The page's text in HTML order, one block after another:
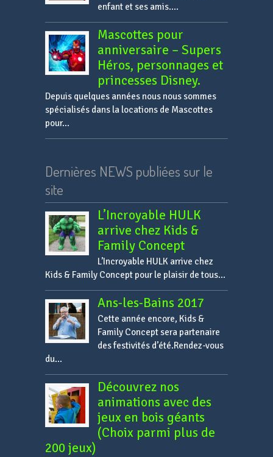
enfant et ses amis....
Mascottes pour
anniversaire – Supers
Héros, personnages et
princesses Disney.
Depuis quelques années nous nous sommes
spécialisés dans la locations de Mascottes
pour...
Dernières NEWS publiées sur le
site
L’Incroyable HULK
arrive chez Kids &
Family Concept
L’Incroyable HULK arrive chez
Kids & Family Concept pour le plaisir de tous...
Ans-les-Bains 2017
Cette année encore, Kids &
Family Concept sera partenaire
des festivités d’été.Rendez-vous
du...
Découvrez nos
animations avec des
jeux en bois géants
(Choix parmi plus de
200 jeux)